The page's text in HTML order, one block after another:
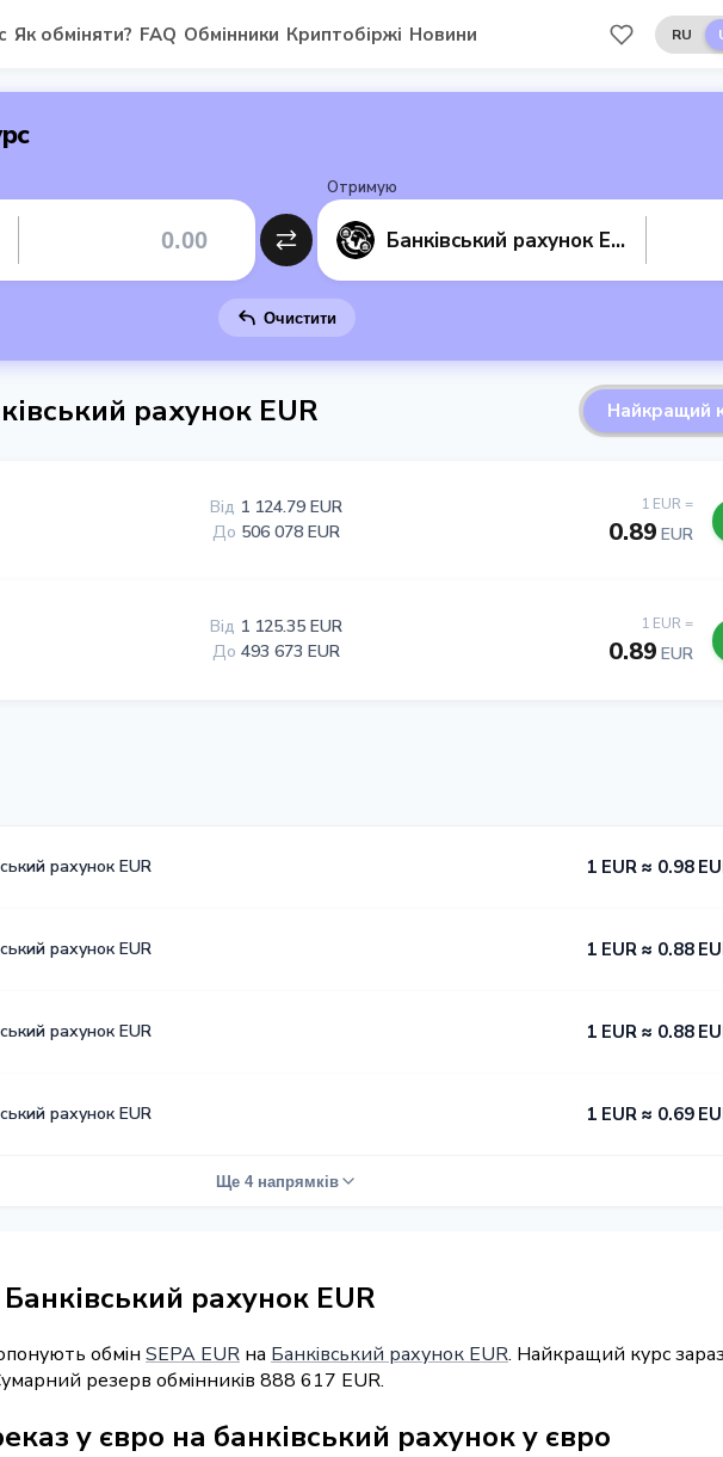
Як обміняти? FAQ Обмінники Криптобіржі Новини RU
Отримую
Банківський рахунок EUR
Очистити
рахунок EUR Найкращий
1 EUR =
0.89 EUR
Від 1 124.79 EUR
До 506 078 EUR
1 EUR =
0.89 EUR
Від 1 125.35 EUR
До 493 673 EUR
рахунок EUR 1 EUR ≈ 0.98
рахунок EUR 1 EUR ≈ 0.88
рахунок EUR 1 EUR ≈ 0.88
рахунок EUR 1 EUR ≈ 0.69
Ще 4 напрямків
рахунок EUR
обмін SEPA EUR на Банківський рахунок EUR. Найкращий курс
резерв обмінників 888 617 EUR.
у євро на банківський рахунок у євро